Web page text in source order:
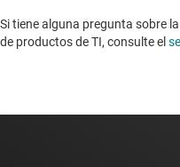
Si tiene alguna pregunta sobre
de productos de TI, consulte el